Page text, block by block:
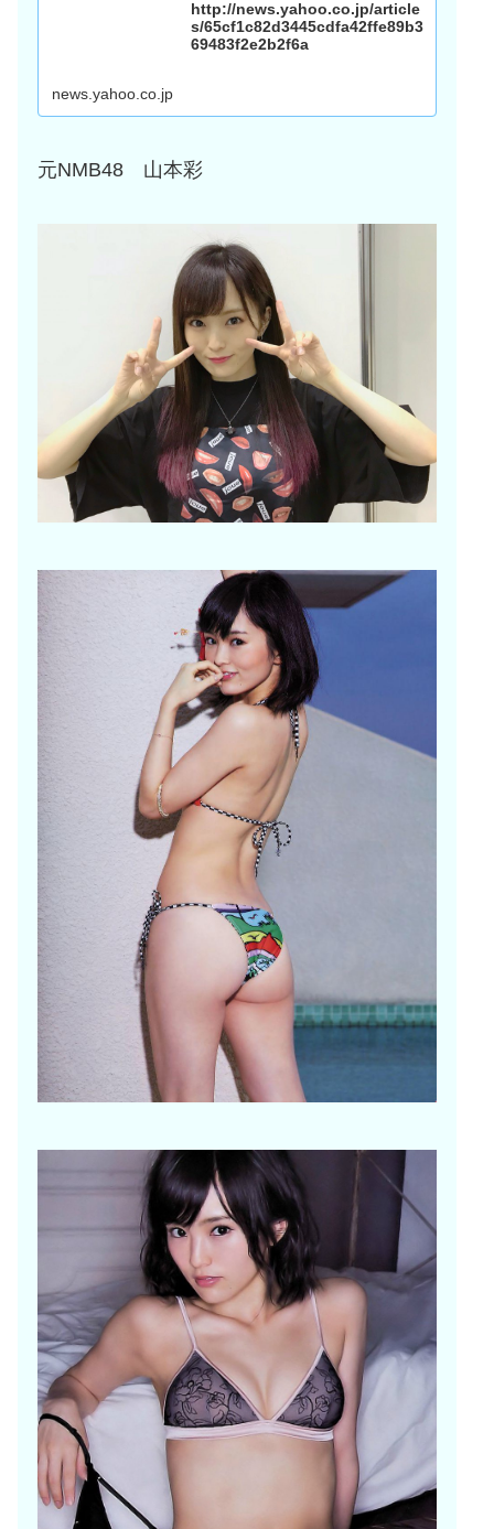
http://news.yahoo.co.jp/article
s/65cf1c82d3445cdfa42ffe89b3
69483f2e2b2f6a
news.yahoo.co.jp
元NMB48 山本彩